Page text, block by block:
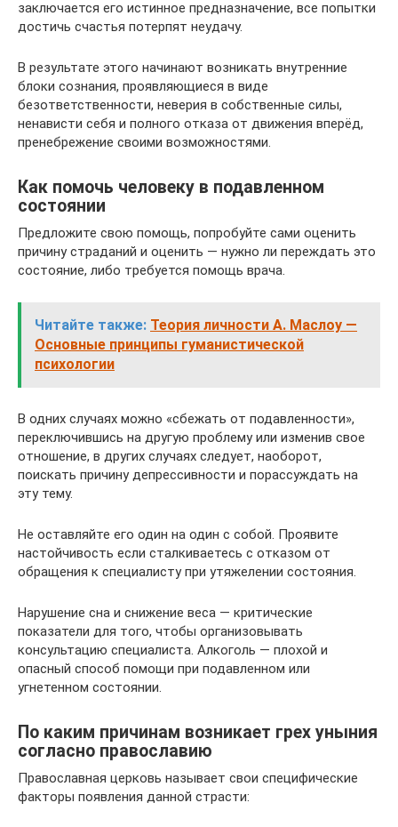
заключается его истинное предназначение, все попытки
достичь счастья потерпят неудачу.
В результате этого начинают возникать внутренние
блоки сознания, проявляющиеся в виде
безответственности, неверия в собственные силы,
ненависти себя и полного отказа от движения вперёд,
пренебрежение своими возможностями.
Как помочь человеку в подавленном
состоянии
Предложите свою помощь, попробуйте сами оценить
причину страданий и оценить — нужно ли переждать это
состояние, либо требуется помощь врача.
Читайте также: Теория личности А. Маслоу —
Основные принципы гуманистической
психологии
В одних случаях можно «сбежать от подавленности»,
переключившись на другую проблему или изменив свое
отношение, в других случаях следует, наоборот,
поискать причину депрессивности и порассуждать на
эту тему.
Не оставляйте его один на один с собой. Проявите
настойчивость если сталкиваетесь с отказом от
обращения к специалисту при утяжелении состояния.
Нарушение сна и снижение веса — критические
показатели для того, чтобы организовывать
консультацию специалиста. Алкоголь — плохой и
опасный способ помощи при подавленном или
угнетенном состоянии.
По каким причинам возникает грех уныния
согласно православию
Православная церковь называет свои специфические
факторы появления данной страсти: